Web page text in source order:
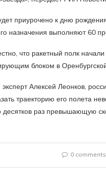
приурочено к дню
назначения выполняют 60
что ракетный полк
блоком в
Алексей Леонков,
траекторию его полета
десятков раз превышающую
0 comments